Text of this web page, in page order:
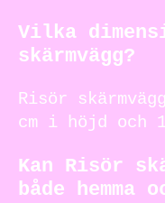
Vilka
skärmvägg?
Risör
cm i höjd och
Kan Risör
både hemma